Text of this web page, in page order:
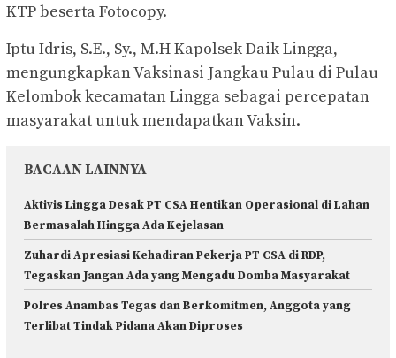
KTP beserta Fotocopy.
Iptu Idris, S.E., Sy., M.H Kapolsek Daik Lingga,
mengungkapkan Vaksinasi Jangkau Pulau di Pulau
Kelombok kecamatan Lingga sebagai percepatan
masyarakat untuk mendapatkan Vaksin.
BACAAN LAINNYA
Aktivis Lingga Desak PT CSA Hentikan Operasional di Lahan
Bermasalah Hingga Ada Kejelasan
Zuhardi Apresiasi Kehadiran Pekerja PT CSA di RDP,
Tegaskan Jangan Ada yang Mengadu Domba Masyarakat
Polres Anambas Tegas dan Berkomitmen, Anggota yang
Terlibat Tindak Pidana Akan Diproses